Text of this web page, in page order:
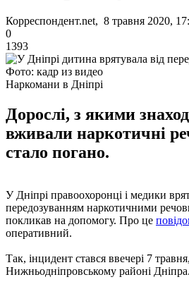
Корреспондент.net, 8 травня 2020,
0
1393
Фото: кадр из видео
Наркомани в Дніпрі
Дорослі, з якими
вживали наркотичні
стало погано.
У Дніпрі правоохоронці і медики
передозуванням наркотичними
покликав на допомогу. Про це
оперативний.
Так, інцидент стався ввечері 7
Нижньодніпровському районі Дніпра.